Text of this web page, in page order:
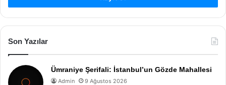
Son Yazılar
Ümraniye Şerifali: İstanbul’un Gözde Mahallesi
Admin 9 Ağustos 2026